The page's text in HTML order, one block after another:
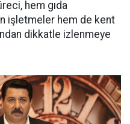
hem gıda
işletmeler hem de kent
dikkatle izlenmeye